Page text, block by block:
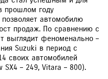
прошлом году
автомобилю
продаж. По сравнению с
выглядит феноменально –
Suzuki в период с
своих автомобилей
– 249, Vitara – 800).